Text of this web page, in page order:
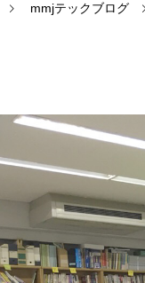
ト
個人情報取扱い方針
mmjテックブログ